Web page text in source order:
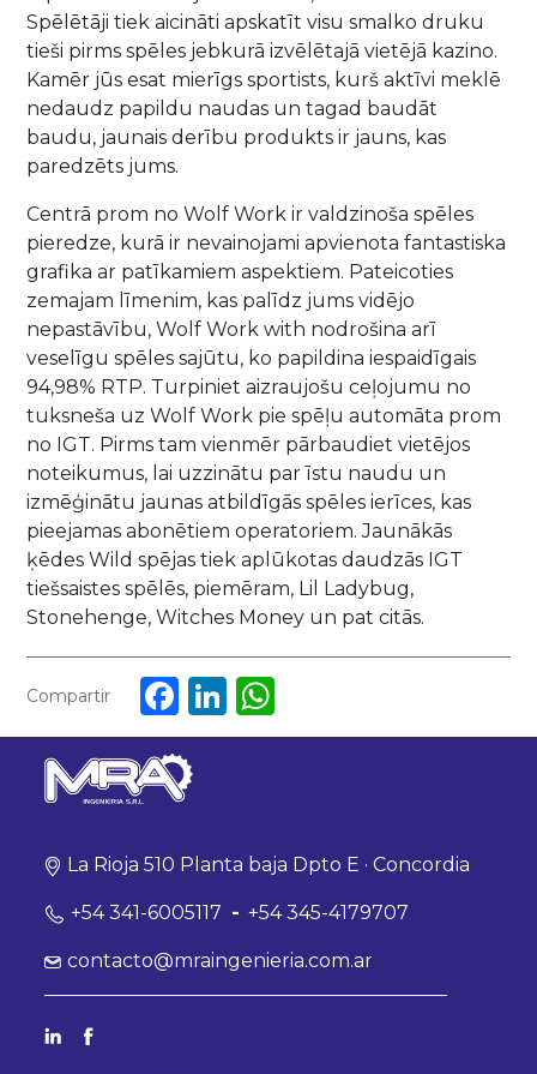
Spēlētāji tiek aicināti apskatīt visu smalko druku
tieši pirms spēles jebkurā izvēlētajā vietējā kazino.
Kamēr jūs esat mierīgs sportists, kurš aktīvi meklē
nedaudz papildu naudas un tagad baudāt
baudu, jaunais derību produkts ir jauns, kas
paredzēts jums.
Centrā prom no Wolf Work ir valdzinoša spēles
pieredze, kurā ir nevainojami apvienota fantastiska
grafika ar patīkamiem aspektiem. Pateicoties
zemajam līmenim, kas palīdz jums vidējo
nepastāvību, Wolf Work with nodrošina arī
veselīgu spēles sajūtu, ko papildina iespaidīgais
94,98% RTP. Turpiniet aizraujošu ceļojumu no
tuksneša uz Wolf Work pie spēļu automāta prom
no IGT. Pirms tam vienmēr pārbaudiet vietējos
noteikumus, lai uzzinātu par īstu naudu un
izmēģinātu jaunas atbildīgās spēles ierīces, kas
pieejamas abonētiem operatoriem. Jaunākās
ķēdes Wild spējas tiek aplūkotas daudzās IGT
tiešsaistes spēlēs, piemēram, Lil Ladybug,
Stonehenge, Witches Money un pat citās.
Compartir Facebook
LinkedIn
WhatsApp
La Rioja 510 Planta baja Dpto E · Concordia
+54 341-6005117 - +54 345-4179707
contacto@mraingenieria.com.ar